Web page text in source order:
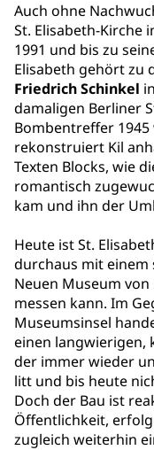
Auch ohne
St. Elisabeth-Kirche
1991 und bis zu
Elisabeth gehört zu
Friedrich Schinkel
damaligen Berliner
Bombentreffer 1945
rekonstruiert Kil
Texten Blocks, wie
romantisch
kam und ihn der
Heute ist St.
durchaus mit einem
Neuen Museum von
messen kann. Im
Museumsinsel
einen langwierigen,
der immer wieder
litt und bis heute
Doch der Bau ist
Öffentlichkeit,
zugleich weiterhin